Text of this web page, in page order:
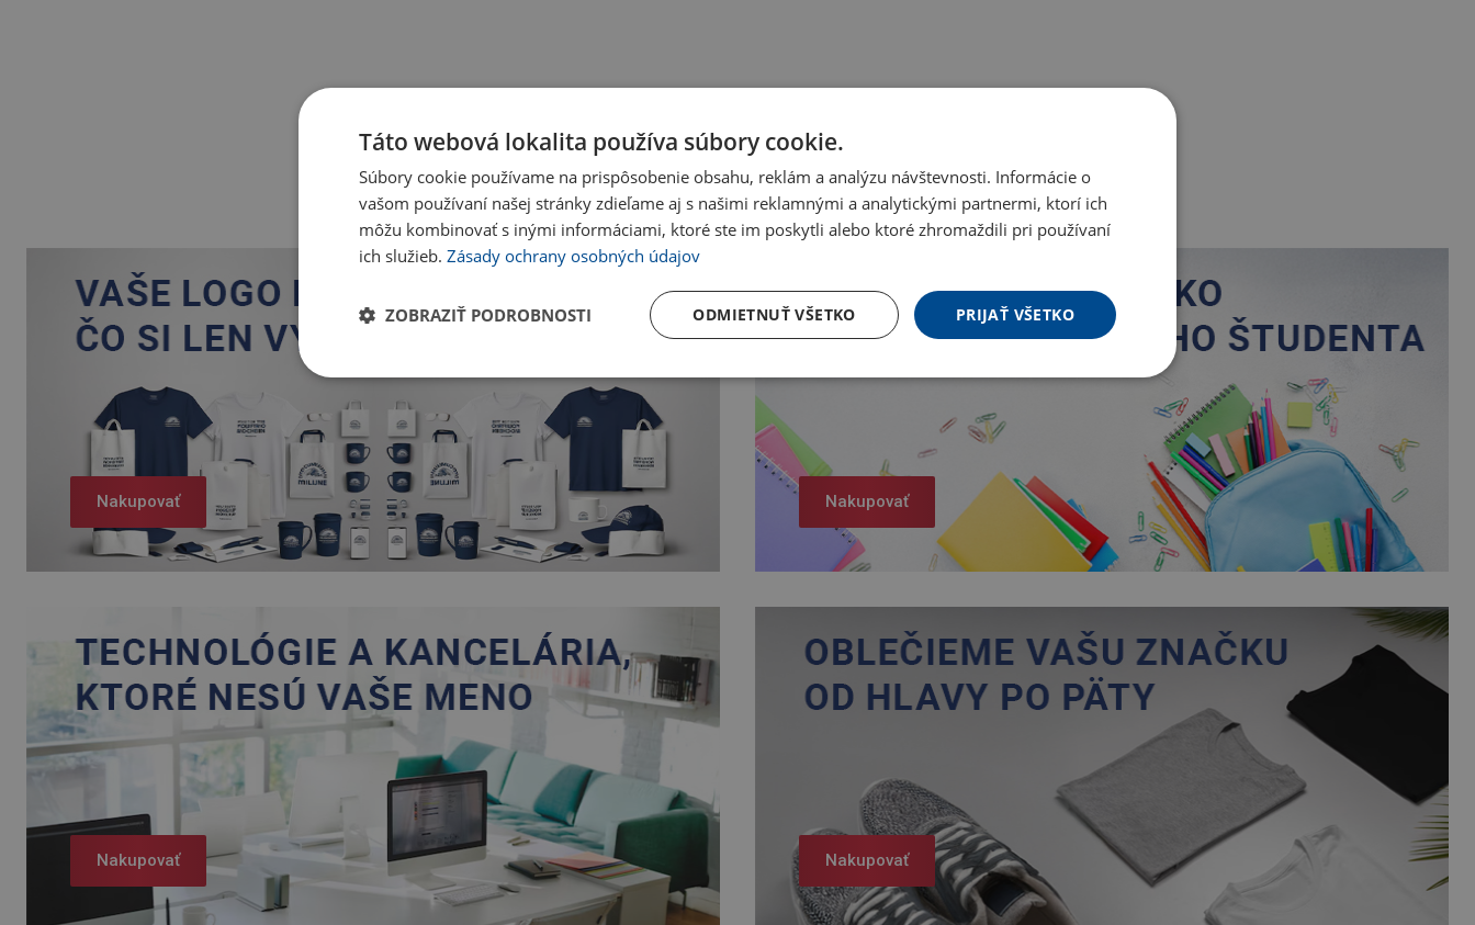
Nakupovať Nakupovať
Nakupovať Nakupovať
Táto webová lokalita používa súbory cookie.
Súbory cookie používame na prispôsobenie obsahu, reklám a analýzu návštevnosti. Informácie o
vašom používaní našej stránky zdieľame aj s našimi reklamnými a analytickými partnermi, ktorí ich
môžu kombinovať s inými informáciami, ktoré ste im poskytli alebo ktoré zhromaždili pri používaní
ich služieb. Zásady ochrany osobných údajov
PRIJAŤ VŠETKO
ODMIETNUŤ VŠETKO
ZOBRAZIŤ PODROBNOSTI